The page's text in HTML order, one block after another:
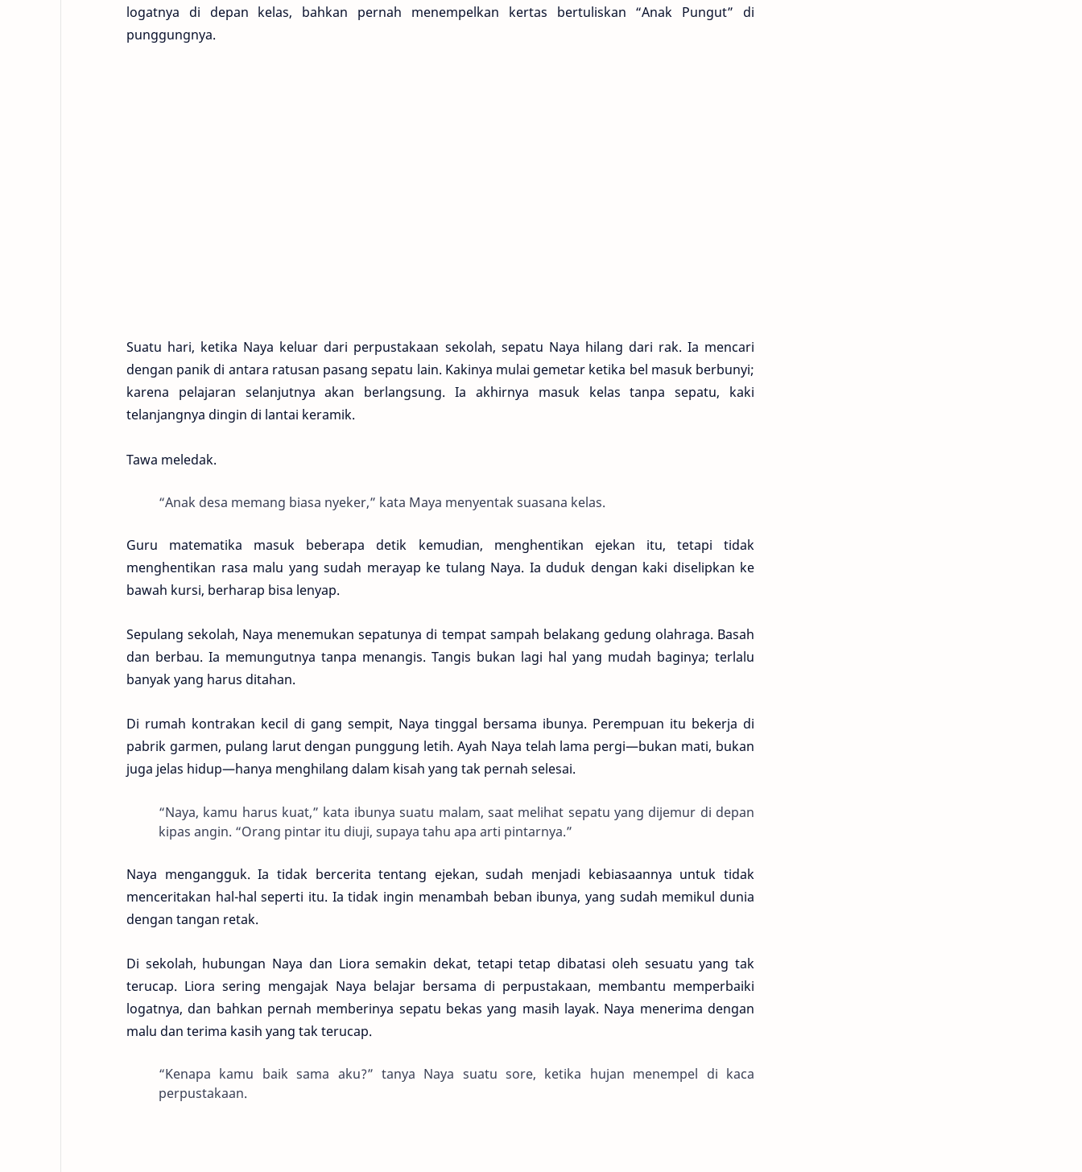
logatnya di depan kelas, bahkan pernah menempelkan kertas bertuliskan “Anak Pungut” di
punggungnya.
Suatu hari, ketika Naya keluar dari perpustakaan sekolah, sepatu Naya hilang dari rak. Ia mencari
dengan panik di antara ratusan pasang sepatu lain. Kakinya mulai gemetar ketika bel masuk berbunyi;
karena pelajaran selanjutnya akan berlangsung. Ia akhirnya masuk kelas tanpa sepatu, kaki
telanjangnya dingin di lantai keramik.
Tawa meledak.
“Anak desa memang biasa nyeker,” kata Maya menyentak suasana kelas.
Guru matematika masuk beberapa detik kemudian, menghentikan ejekan itu, tetapi tidak
menghentikan rasa malu yang sudah merayap ke tulang Naya. Ia duduk dengan kaki diselipkan ke
bawah kursi, berharap bisa lenyap.
Sepulang sekolah, Naya menemukan sepatunya di tempat sampah belakang gedung olahraga. Basah
dan berbau. Ia memungutnya tanpa menangis. Tangis bukan lagi hal yang mudah baginya; terlalu
banyak yang harus ditahan.
Di rumah kontrakan kecil di gang sempit, Naya tinggal bersama ibunya. Perempuan itu bekerja di
pabrik garmen, pulang larut dengan punggung letih. Ayah Naya telah lama pergi—bukan mati, bukan
juga jelas hidup—hanya menghilang dalam kisah yang tak pernah selesai.
“Naya, kamu harus kuat,” kata ibunya suatu malam, saat melihat sepatu yang dijemur di depan
kipas angin. “Orang pintar itu diuji, supaya tahu apa arti pintarnya.”
Naya mengangguk. Ia tidak bercerita tentang ejekan, sudah menjadi kebiasaannya untuk tidak
menceritakan hal-hal seperti itu. Ia tidak ingin menambah beban ibunya, yang sudah memikul dunia
dengan tangan retak.
Di sekolah, hubungan Naya dan Liora semakin dekat, tetapi tetap dibatasi oleh sesuatu yang tak
terucap. Liora sering mengajak Naya belajar bersama di perpustakaan, membantu memperbaiki
logatnya, dan bahkan pernah memberinya sepatu bekas yang masih layak. Naya menerima dengan
malu dan terima kasih yang tak terucap.
“Kenapa kamu baik sama aku?” tanya Naya suatu sore, ketika hujan menempel di kaca
perpustakaan.